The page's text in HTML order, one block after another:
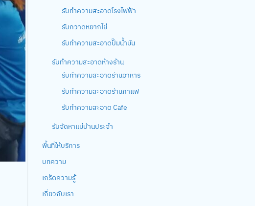
รับทำความสะอาดโรงไฟฟ้า
รับกวาดหยากไย่
รับทำความสะอาดปั๊มน้ำมัน
รับทำความสะอาดห้างร้าน
รับทำความสะอาดร้านอาหาร
รับทำความสะอาดร้านกาแฟ
รับทำความสะอาด Cafe
รับจัดหาแม่บ้านประจำ
พื้นที่ให้บริการ
บทความ
เกร็ดความรู้
เกี่ยวกับเรา